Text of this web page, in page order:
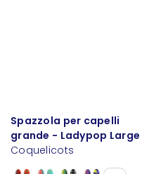
Spazzola per capelli
grande - Ladypop Large
Coquelicots